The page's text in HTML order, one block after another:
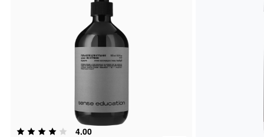
4.00
ГЕЛЬ-ЖЕЛЕ ДЛЯ КУПАННЯ